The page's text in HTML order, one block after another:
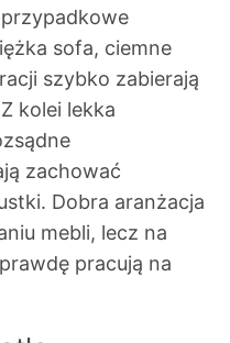
sofa, ciemne
szybko zabierają
kolei lekka
zachować
Dobra aranżacja
mebli, lecz na
pracują na